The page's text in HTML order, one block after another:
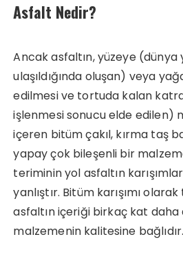
Asfalt Nedir?
Ancak asfaltın, yüzeye (dünya
ulaşıldığında oluşan) veya
edilmesi ve tortuda kalan
işlenmesi sonucu elde edilen)
içeren bitüm çakıl, kırma taş
yapay çok bileşenli bir
teriminin yol asfaltın
yanlıştır. Bitüm karışımı
asfaltın içeriği birkaç kat daha
malzemenin kalitesine bağlıdır.